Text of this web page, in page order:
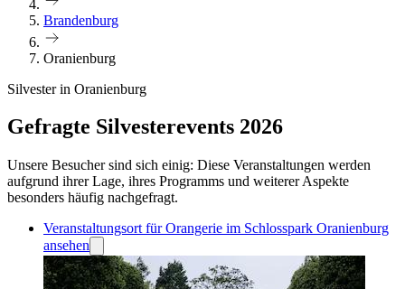
Brandenburg
Oranienburg
Silvester in Oranienburg
Gefragte Silvesterevents 2026
Unsere Besucher sind sich einig: Diese Veranstaltungen werden
aufgrund ihrer Lage, ihres Programms und weiterer Aspekte
besonders häufig nachgefragt.
Veranstaltungsort für Orangerie im Schlosspark Oranienburg
ansehen